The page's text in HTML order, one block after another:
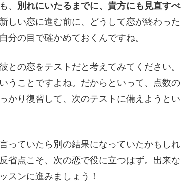
、 別れにいたるまでに、貴方にも見直すべ
しい恋に進む前に、どうして恋が終わった
分の目で確かめておくんですね。
の恋をテストだと考えてみてください。
うことですよね。だからといって、点数の
かり復習して、次のテストに備えようとい
っていたら別の結果になっていたかもしれ
省点こそ、次の恋で役に立つはず。出来な
スンに進みましょう！